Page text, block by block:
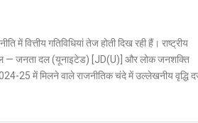
में वित्तीय गतिविधियां तेज होती दिख रही हैं। राष्ट्रीय
— जनता दल (यूनाइटेड) [JD(U)] और लोक जनशक्ति
25 में मिलने वाले राजनीतिक चंदे में उल्लेखनीय वृद्धि